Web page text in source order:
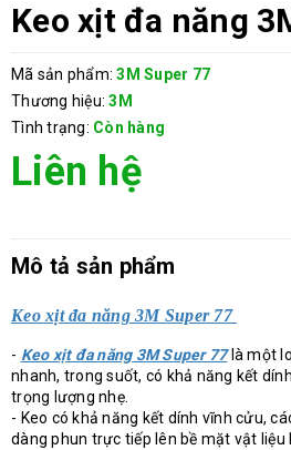
Keo xịt đa năng
Mã sản phẩm: 3M Super 77
Thương hiệu: 3M
Tình trạng: Còn hàng
Liên hệ
Mô tả sản phẩm
Keo xịt đa năng 3M Super 77
- Keo xịt đa năng 3M Super 77là một
nhanh, trong suốt, có khả năng kết
trọng lượng nhẹ.
- Keo có khả năng kết dính vĩnh cửu,
dàng phun trực tiếp lên bề mặt vật liệu